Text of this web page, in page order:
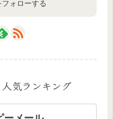
ォローする
気ランキング